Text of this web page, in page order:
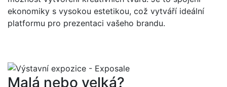
ekonomiky s vysokou estetikou, což vytváří ideální
platformu pro prezentaci vašeho brandu.
Malá nebo velká?